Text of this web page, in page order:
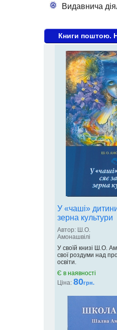
Видавнича
Книги поштою.
У «чаші»
зерна культури
Автор: Ш.О.
Амонашвілі
У своїй книзі Ш.О.
свої роздуми над
освіти.
Є в наявності
Ціна: 80грн.